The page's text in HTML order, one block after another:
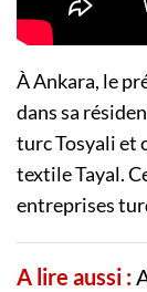
À Ankara, le
dans sa
turc Tosyali et
textile Tayal.
entreprises
A lire aussi :